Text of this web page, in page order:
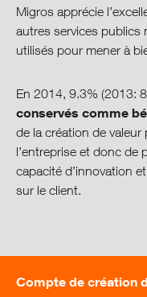
Migros apprécie
autres services publics
utilisés pour mener à
En 2014, 9.3% (2013:
conservés comme
de la création de
l’entreprise et donc de
capacité d’innovation
sur le client.
Compte de création